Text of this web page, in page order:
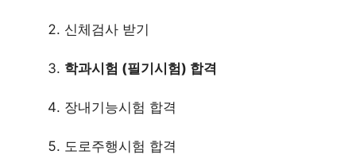
신체검사 받기
학과시험 (필기시험) 합격
장내기능시험 합격
도로주행시험 합격